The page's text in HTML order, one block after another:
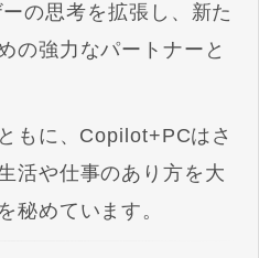
の思考を拡張し、新た
の強力なパートナーと
もに、Copilot+PCはさ
活や仕事のあり方を大
秘めています。